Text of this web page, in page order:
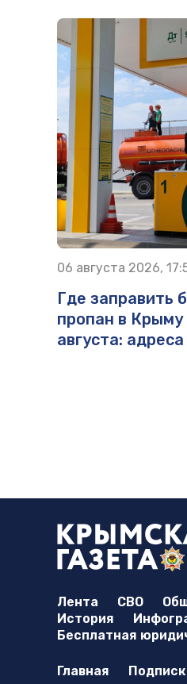
06 августа 2026,
Где заправить
пропан в
августа:
Лента СВО
История
Бесплатная
Главная